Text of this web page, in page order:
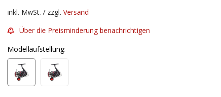
inkl. MwSt. / zzgl. Versand
Über die Preisminderung benachrichtigen
Modellaufstellung: